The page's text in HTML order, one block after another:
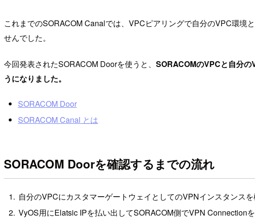
これまでのSORACOM Canalでは、VPCピアリングで自分のVPC環境
せんでした。
今回発表されたSORACOM Doorを使うと、 SORACOMのVPCと自分
うになりました。
SORACOM Door
SORACOM Canal とは
SORACOM Doorを確認するまでの流れ
自分のVPCにカスタマーゲートウェイとしてのVPNインスタンス
VyOS用にElatsic IPを払い出してSORACOM側でVPN Connection